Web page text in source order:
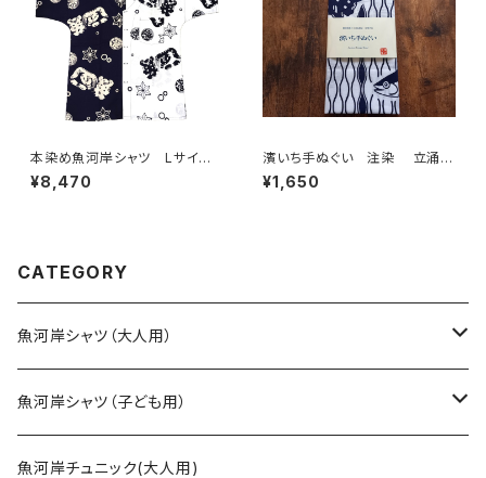
本染め魚河岸シャツ Lサイ
ズ 認定証付き 木綿晒 日本
製 涼麻柄 紺×白 注染そめ
町
¥8,470
濱いち手ぬぐい 注染 立涌カ
ツヲ 鰹 特岡 綿100％ 浴
衣生地 本染め 日本てぬぐ
¥1,650
CATEGORY
魚河岸シャツ（大人用）
SSサイズ
Sサイズ
魚河岸シャツ（子ども用）
90cm
魚河岸チュニック(大人用)